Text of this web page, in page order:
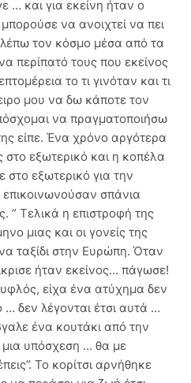
… και για εκείνη ήταν ο
να ανοιχτεί να πει
τον κόσμο μέσα από τα
περίπατό τους που εκείνος
το τι γινόταν και τι
μου να δω κάποτε τον
να πραγματοποιήσω
είπε. Ένα χρόνο αργότερα
εξωτερικό και η κοπέλα
εξωτερικό για την
επικοινωνούσαν σπάνια
” Τελικά η επιστροφή της
μιας και οι γονείς της
ταξίδι στην Ευρώπη. Όταν
ήταν εκείνος… πάγωσε!
είχα ένα ατύχημα δεν
δεν λέγονται έτσι αυτά …
ένα κουτάκι από την
υπόσχεση … θα με
Το κορίτσι αρνήθηκε